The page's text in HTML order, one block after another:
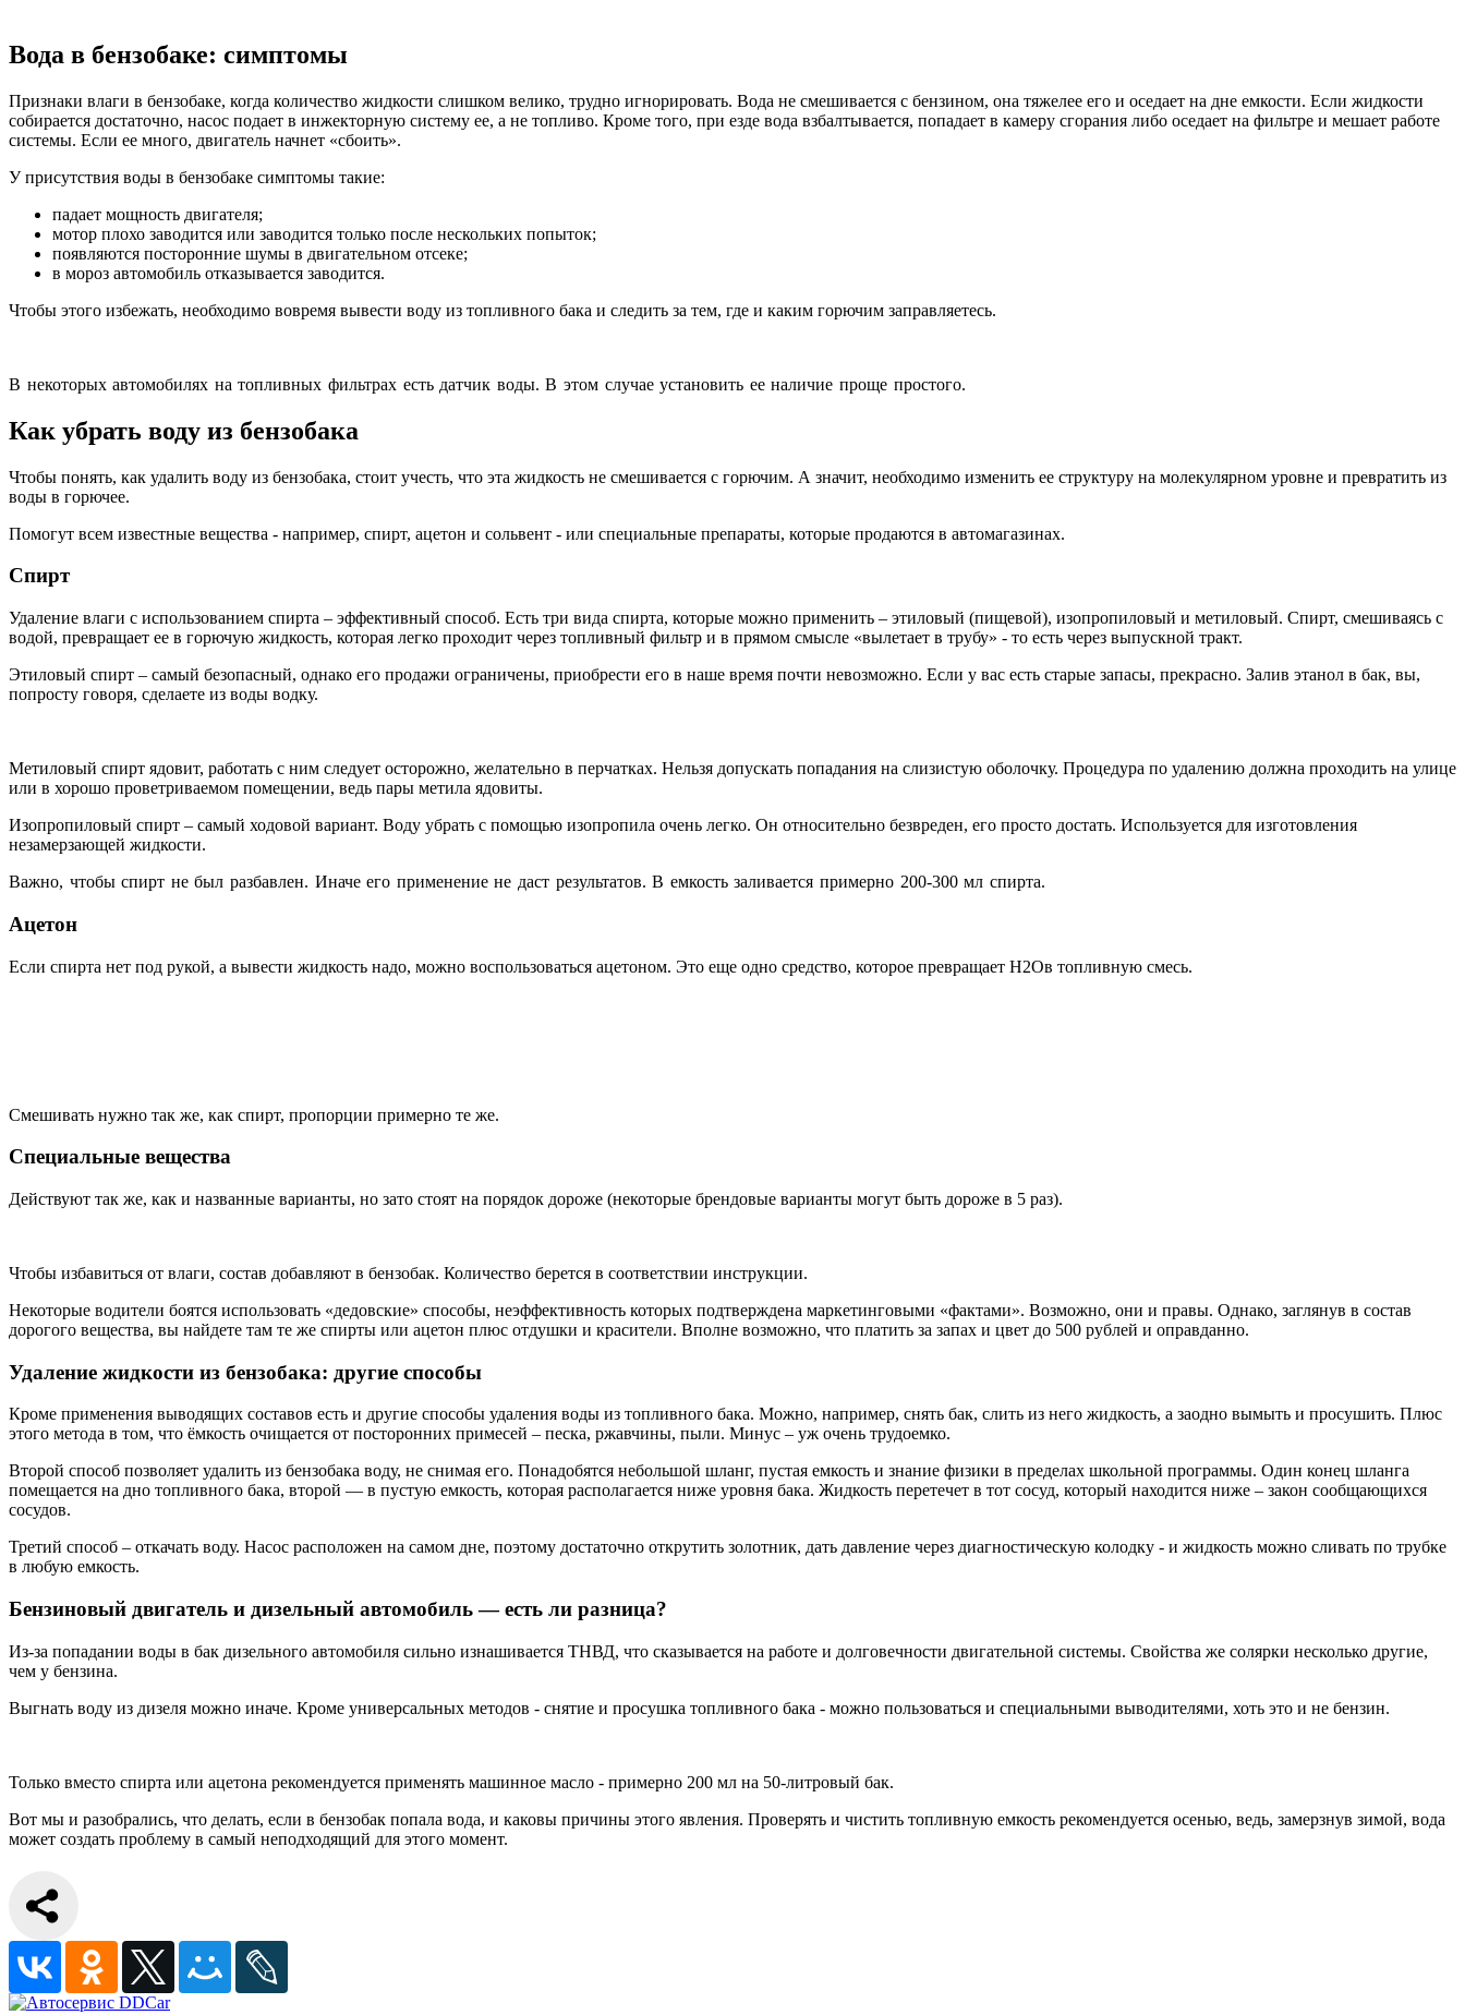
Вода в бензобаке: симптомы
Признаки влаги в бензобаке, когда количество жидкости слишком велико, трудно игнорировать. Вода не смешивается с бензином, она тяжелее его и оседает на дне емкости. Если жидкости
собирается достаточно, насос подает в инжекторную систему ее, а не топливо. Кроме того, при езде вода взбалтывается, попадает в камеру сгорания либо оседает на фильтре и мешает работе
системы. Если ее много, двигатель начнет «сбоить».
У присутствия воды в бензобаке симптомы такие:
падает мощность двигателя;
мотор плохо заводится или заводится только после нескольких попыток;
появляются посторонние шумы в двигательном отсеке;
в мороз автомобиль отказывается заводится.
Чтобы этого избежать, необходимо вовремя вывести воду из топливного бака и следить за тем, где и каким горючим заправляетесь.
В некоторых автомобилях на топливных фильтрах есть датчик воды. В этом случае установить ее наличие проще простого.
Как убрать воду из бензобака
Чтобы понять, как удалить воду из бензобака, стоит учесть, что эта жидкость не смешивается с горючим. А значит, необходимо изменить ее структуру на молекулярном уровне и превратить из
воды в горючее.
Помогут всем известные вещества - например, спирт, ацетон и сольвент - или специальные препараты, которые продаются в автомагазинах.
Спирт
Удаление влаги с использованием спирта – эффективный способ. Есть три вида спирта, которые можно применить – этиловый (пищевой), изопропиловый и метиловый. Спирт, смешиваясь с
водой, превращает ее в горючую жидкость, которая легко проходит через топливный фильтр и в прямом смысле «вылетает в трубу» - то есть через выпускной тракт.
Этиловый спирт – самый безопасный, однако его продажи ограничены, приобрести его в наше время почти невозможно. Если у вас есть старые запасы, прекрасно. Залив этанол в бак, вы,
попросту говоря, сделаете из воды водку.
Метиловый спирт ядовит, работать с ним следует осторожно, желательно в перчатках. Нельзя допускать попадания на слизистую оболочку. Процедура по удалению должна проходить на улице
или в хорошо проветриваемом помещении, ведь пары метила ядовиты.
Изопропиловый спирт – самый ходовой вариант. Воду убрать с помощью изопропила очень легко. Он относительно безвреден, его просто достать. Используется для изготовления
незамерзающей жидкости.
Важно, чтобы спирт не был разбавлен. Иначе его применение не даст результатов. В емкость заливается примерно 200-300 мл спирта.
Ацетон
Если спирта нет под рукой, а вывести жидкость надо, можно воспользоваться ацетоном. Это еще одно средство, которое превращает H2Oв топливную смесь.
Смешивать нужно так же, как спирт, пропорции примерно те же.
Специальные вещества
Действуют так же, как и названные варианты, но зато стоят на порядок дороже (некоторые брендовые варианты могут быть дороже в 5 раз).
Чтобы избавиться от влаги, состав добавляют в бензобак. Количество берется в соответствии инструкции.
Некоторые водители боятся использовать «дедовские» способы, неэффективность которых подтверждена маркетинговыми «фактами». Возможно, они и правы. Однако, заглянув в состав
дорогого вещества, вы найдете там те же спирты или ацетон плюс отдушки и красители. Вполне возможно, что платить за запах и цвет до 500 рублей и оправданно.
Удаление жидкости из бензобака: другие способы
Кроме применения выводящих составов есть и другие способы удаления воды из топливного бака. Можно, например, снять бак, слить из него жидкость, а заодно вымыть и просушить. Плюс
этого метода в том, что ёмкость очищается от посторонних примесей – песка, ржавчины, пыли. Минус – уж очень трудоемко.
Второй способ позволяет удалить из бензобака воду, не снимая его. Понадобятся небольшой шланг, пустая емкость и знание физики в пределах школьной программы. Один конец шланга
помещается на дно топливного бака, второй — в пустую емкость, которая располагается ниже уровня бака. Жидкость перетечет в тот сосуд, который находится ниже – закон сообщающихся
сосудов.
Третий способ – откачать воду. Насос расположен на самом дне, поэтому достаточно открутить золотник, дать давление через диагностическую колодку - и жидкость можно сливать по трубке
в любую емкость.
Бензиновый двигатель и дизельный автомобиль — есть ли разница?
Из-за попадании воды в бак дизельного автомобиля сильно изнашивается ТНВД, что сказывается на работе и долговечности двигательной системы. Свойства же солярки несколько другие,
чем у бензина.
Выгнать воду из дизеля можно иначе. Кроме универсальных методов - снятие и просушка топливного бака - можно пользоваться и специальными выводителями, хоть это и не бензин.
Только вместо спирта или ацетона рекомендуется применять машинное масло - примерно 200 мл на 50-литровый бак.
Вот мы и разобрались, что делать, если в бензобак попала вода, и каковы причины этого явления. Проверять и чистить топливную емкость рекомендуется осенью, ведь, замерзнув зимой, вода
может создать проблему в самый неподходящий для этого момент.